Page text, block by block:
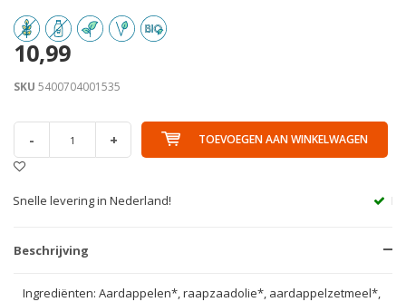
10,99
SKU 5400704001535
- + TOEVOEGEN AAN WINKELWAGEN
Handig in de avond bezorgd!
Beschrijving
Ingrediënten: Aardappelen*, raapzaadolie*, aardappelzetmeel*,